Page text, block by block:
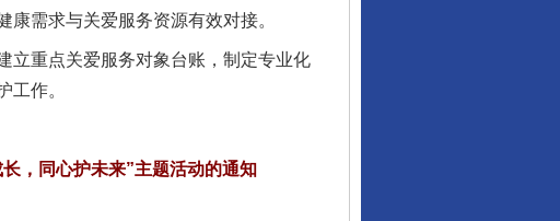
需求与关爱服务资源有效对接。
重点关爱服务对象台账，制定专业化
工作。
，同心护未来”主题活动的通知